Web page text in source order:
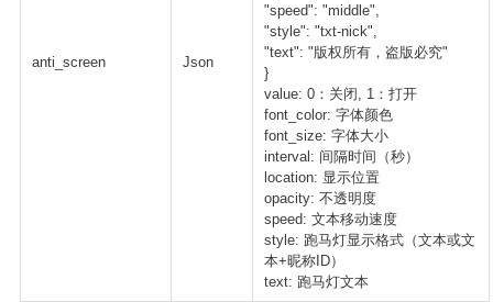
anti_screen Json
"speed": "middle",
"style": "txt-nick",
"text": "版权所有，盗版必究"
}
value: 0：关闭, 1：打开
font_color: 字体颜色
font_size: 字体大小
interval: 间隔时间（秒）
location: 显示位置
opacity: 不透明度
speed: 文本移动速度
style: 跑马灯显示格式（文本或文
本+昵称ID）
text: 跑马灯文本